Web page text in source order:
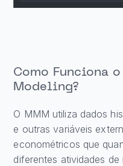
Como Funciona
Modeling?
O MMM utiliza dados
e outras variáveis
econométricos que
diferentes atividades